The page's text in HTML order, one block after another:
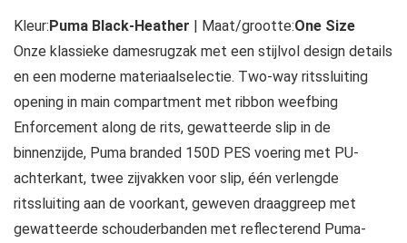
Kleur: Puma Black-Heather | Maat/grootte:One Size
Onze klassieke damesrugzak met een stijlvol design details
en een moderne materiaalselectie. Two-way ritssluiting
opening in main compartment met ribbon weefbing
Enforcement along de rits, gewatteerde slip in de
binnenzijde, Puma branded 150D PES voering met PU-
achterkant, twee zijvakken voor slip, één verlengde
ritssluiting aan de voorkant, geweven draaggreep met
gewatteerde schouderbanden met reflecterend Puma-